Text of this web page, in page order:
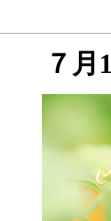
７月